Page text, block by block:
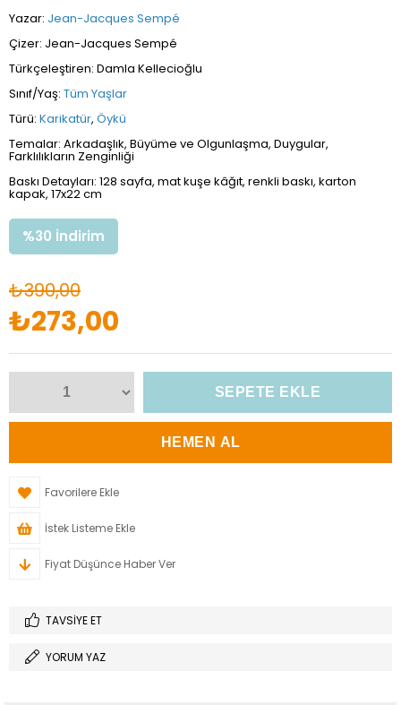
Yazar: Jean-Jacques Sempé
Çizer: Jean-Jacques Sempé
Türkçeleştiren: Damla Kellecioğlu
Sınıf/Yaş: Tüm Yaşlar
Türü: Karikatür, Öykü
Temalar: Arkadaşlık, Büyüme ve Olgunlaşma, Duygular,
Farklılıkların Zenginliği
Baskı Detayları: 128 sayfa, mat kuşe kâğıt, renkli baskı, karton
kapak, 17x22 cm
%30 İndirim
₺390,00
₺273,00
Favorilere Ekle
İstek Listeme Ekle
Fiyat Düşünce Haber Ver
TAVSIYE ET
YORUM YAZ